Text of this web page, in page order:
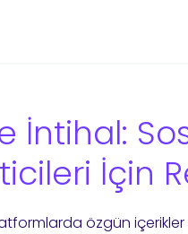
İntihal:
İçin
özgün